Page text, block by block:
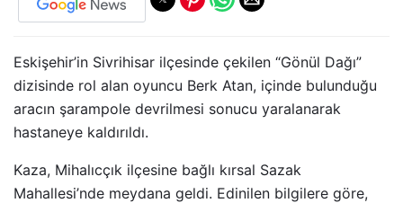
Eskişehir’in Sivrihisar ilçesinde çekilen “Gönül Dağı”
dizisinde rol alan oyuncu Berk Atan, içinde bulunduğu
aracın şarampole devrilmesi sonucu yaralanarak
hastaneye kaldırıldı.
Kaza, Mihalıcçık ilçesine bağlı kırsal Sazak
Mahallesi’nde meydana geldi. Edinilen bilgilere göre,